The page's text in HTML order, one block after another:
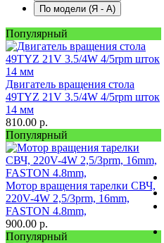
По модели (Я - A)
Популярный
Двигатель вращения стола
49TYZ 21V 3.5/4W 4/5rpm шток
14 мм
810.00 р.
Популярный
Мотор вращения тарелки СВЧ,
220V-4W 2,5/3prm, 16mm,
FASTON 4.8mm,
900.00 р.
Популярный